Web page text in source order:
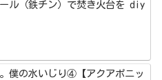
ル（鉄チン）で焚き火台を diy
僕の水いじり④【アクアポニッ